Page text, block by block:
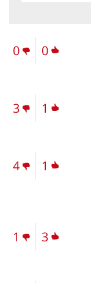
0
0
1
3
1
4
3
1